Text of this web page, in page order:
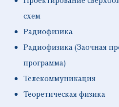
схем
Радиофизика
Радиофизика (Заочная
программа)
Телекоммуникация
Теоретическая физика